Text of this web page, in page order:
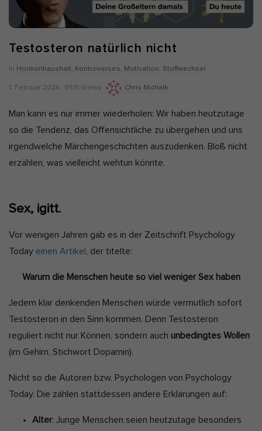
Testosteron natürlich nicht
In Hormonhaushalt, Kontroverses, Motivation, Stoffwechsel
P
l
i
s
a
1. Februar 2024 9515 Views Chris Michalk
Man kann es nur immer wiederholen: Wir haben heutzutage
so die Tendenz, das Offensichtliche zu übergehen und uns
irgendwelche Märchengeschichten auszudenken. Bloß nicht
erzählen, was vielleicht wehtun könnte.
Sex, igitt.
Vor wenigen Jahren gab es in der Zeitschrift Psychology
Today einen Artikel , der titelte:
Warum die Menschen heute so viel weniger Sex haben
Jedem klar denkenden Menschen würde vermutlich sofort
Testosteron in den Sinn kommen. Denn Testosteron
reguliert nicht nur Können, sondern auch unbedingtes Wollen
(im Gehirn, Stichwort Dopamin).
Nicht so die Autoren bzw. Psychologen von Psychology
Today. Die zählen stattdessen andere Erklärungen auf:
Alter: Junge Menschen seien heutzutage besonders
Alle akzeptieren Auswahl verwenden
Nur essenzielle Cookies akzeptieren
Zurück
Essenziell (7)
für die einwandfreie Funktion und die Sicherheit der Website
erforderlich.
Cookie-Informationen anzeigen
Anonyme Statistiken (1)
Website nutzen. Wenn wir wissen, welche Seiten beliebter sind,
können wir unser Angebot besser auf unsere Besucher abstimmen.
Cookie-Informationen anzeigen
Marketing (5)
Marketing-Cookies werden von Drittanbietern oder Publishern
indem sie Besucher über Websites hinweg verfolgen.
Cookie-Informationen anzeigen
Externe Medien (2)
Inhalte von Videoplattformen und Social-Media-Plattformen werden
akzeptiert werden, bedarf der Zugriff auf diese Inhalte keiner
Datenschutzerklärung Impressum